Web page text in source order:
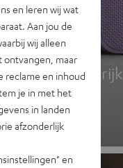
GO 2
kleurrijk
en leren wij wat
Aan jou de
wij alleen
ontvangen, maar
reclame en inhoud
je in met het
in landen
afzonderlijk
en